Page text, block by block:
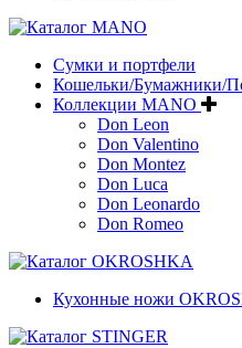
Сумки и портфели
Кошельки/Бумажники/
Коллекции MANO
Don Leon
Don Valentino
Don Montez
Don Luca
Don Leonardo
Don Romeo
Кухонные ножи